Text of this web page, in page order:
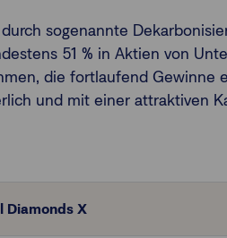
sogenannte
51 % in Aktien von
die fortlaufend Gewinne
und mit einer attraktiven
Diamonds X